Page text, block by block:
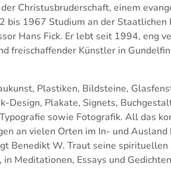
Christusbruderschaft, einem
bis 1967 Studium an der Staatlichen
Hans Fick. Er lebt seit 1994, eng
freischaffender Künstler in
Plastiken, Bildsteine,
Design, Plakate, Signets,
sowie Fotografik. All das
an vielen Orten im In- und
Benedikt W. Traut seine spirituellen
Meditationen, Essays und